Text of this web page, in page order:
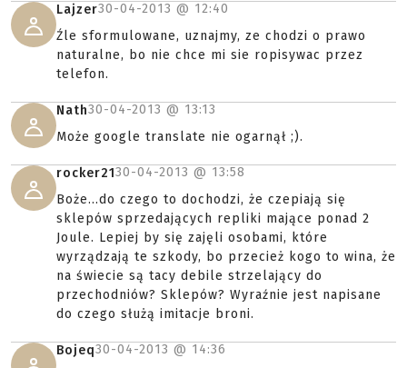
Lajzer30-04-2013 @ 12:40
Źle sformulowane, uznajmy, ze chodzi o prawo
naturalne, bo nie chce mi sie ropisywac przez
telefon.
Nath30-04-2013 @ 13:13
Może google translate nie ogarnął ;).
rocker2130-04-2013 @ 13:58
Boże...do czego to dochodzi, że czepiają się
sklepów sprzedających repliki mające ponad 2
Joule. Lepiej by się zajęli osobami, które
wyrządzają te szkody, bo przecież kogo to wina, że
na świecie są tacy debile strzelający do
przechodniów? Sklepów? Wyraźnie jest napisane
do czego służą imitacje broni.
Bojeq30-04-2013 @ 14:36